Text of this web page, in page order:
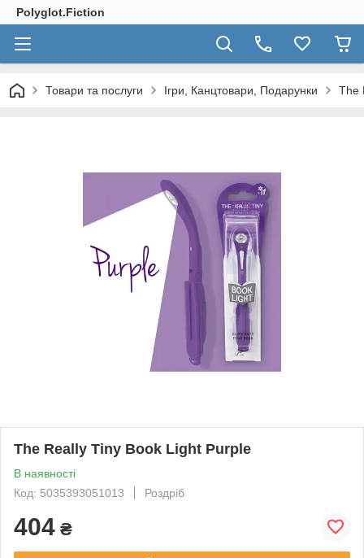
Polyglot.Fiction
Товари та послуги Ігри, Канцтовари, Подарунки The
The Really Tiny Book Light Purple
В наявності
Код: 5035393051013
Роздріб
404 ₴